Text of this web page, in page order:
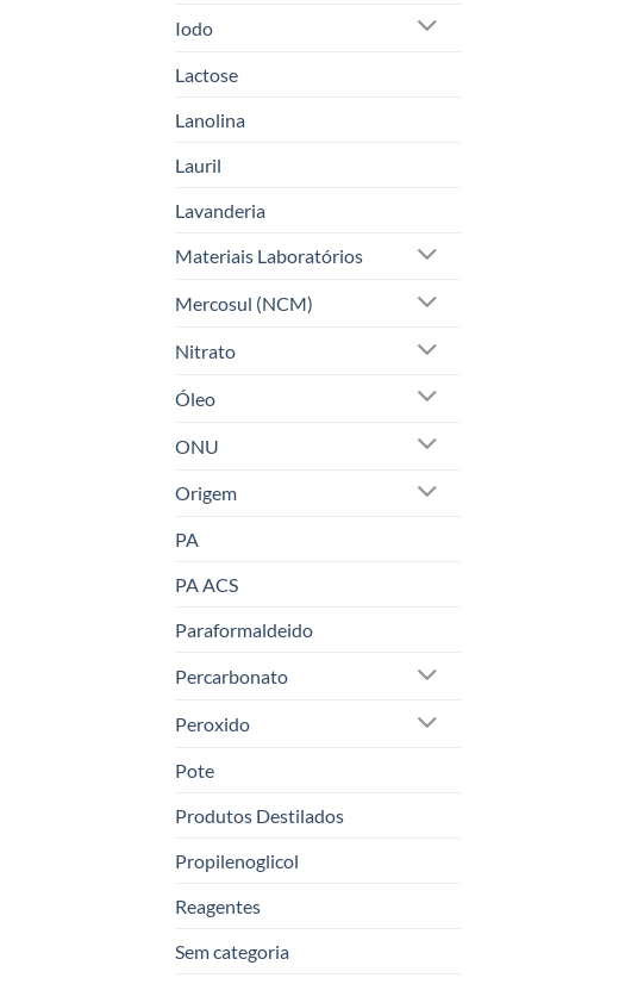
Iodo
Lactose
Lanolina
Lauril
Lavanderia
Materiais Laboratórios
Mercosul (NCM)
Nitrato
Óleo
ONU
Origem
PA
PA ACS
Paraformaldeido
Percarbonato
Peroxido
Pote
Produtos Destilados
Propilenoglicol
Reagentes
Sem categoria